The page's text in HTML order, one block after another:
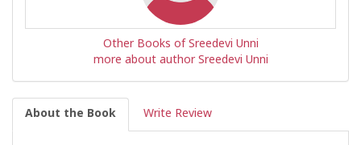
Other Books of Sreedevi Unni
more about author Sreedevi Unni
About the Book Write Review